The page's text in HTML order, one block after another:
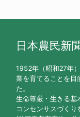
日本農民新
1952年（昭和27年
業を育てることを目
た。
生命尊厳・生きる基
コンセンサスづくり